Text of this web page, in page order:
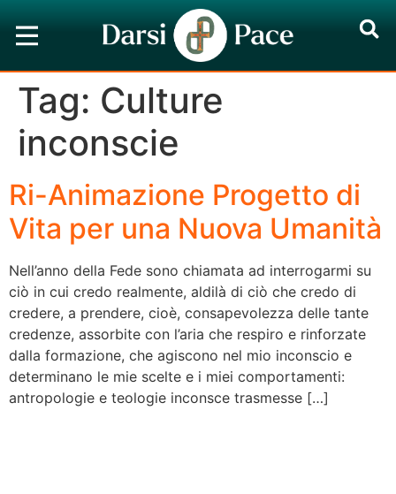
Tag: Culture
inconscie
Ri-Animazione Progetto di
Vita per una Nuova Umanità
Nell’anno della Fede sono chiamata ad interrogarmi su
ciò in cui credo realmente, aldilà di ciò che credo di
credere, a prendere, cioè, consapevolezza delle tante
credenze, assorbite con l’aria che respiro e rinforzate
dalla formazione, che agiscono nel mio inconscio e
determinano le mie scelte e i miei comportamenti:
antropologie e teologie inconsce trasmesse […]